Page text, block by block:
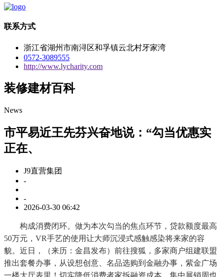
联系方式
浙江省湖州市南浔区和孚镇云北村牙家湾
0572-3089555
http://www.lycharity.com
装修建材百科
News
市平易近王先芬兴奋地说：“勾当优惠实
正在、
J9直营集团
-
-
2026-03-30 06:42
构成消费闭环。做为本次勾当的焦点环节，贷款额度最高
50万元，VR手艺的使用让大师沉浸式感触感染将来家的容
貌。近日，（来历：金昌发布）前往搜狐，多家商户组建联盟
推出套餐办事，从设想创意、名品选购到金融办事，紫金广场